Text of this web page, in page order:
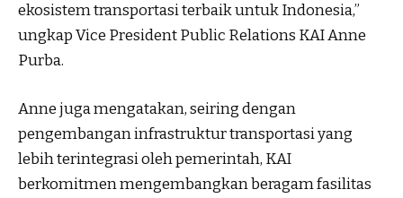
ekosistem transportasi terbaik untuk Indonesia,”
ungkap Vice President Public Relations KAI Anne
Purba.
Anne juga mengatakan, seiring dengan
pengembangan infrastruktur transportasi yang
lebih terintegrasi oleh pemerintah, KAI
berkomitmen mengembangkan beragam fasilitas